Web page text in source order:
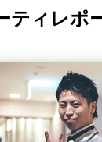
ティレポ